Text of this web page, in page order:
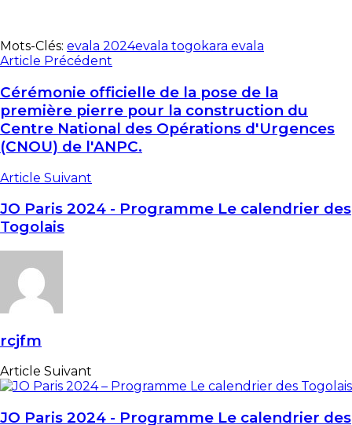
Mots-Clés: evala 2024evala togo kara evala
Article Précédent
Cérémonie officielle de la pose de la
première pierre pour la construction du
Centre National des Opérations d'Urgences
(CNOU) de l'ANPC.
Article Suivant
JO Paris 2024 - Programme Le calendrier des
Togolais
rcjfm
Article Suivant
JO Paris 2024 - Programme Le calendrier des